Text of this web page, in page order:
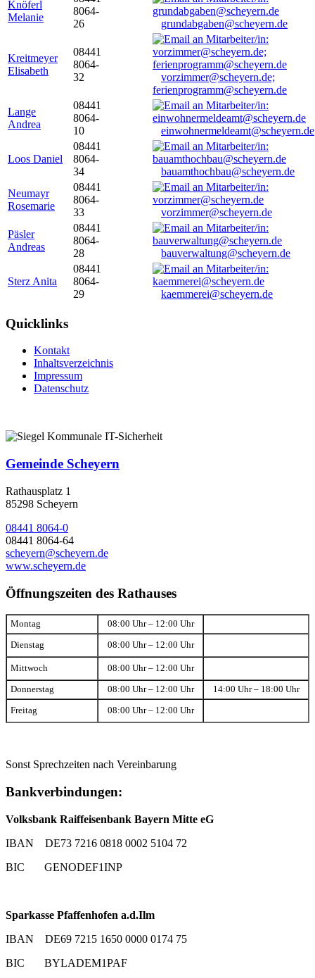
Knöferl
Melanie
8064-
26
grundabgaben@scheyern.de
Kreitmeyer
Elisabeth
08441
8064-
32
vorzimmer@scheyern.de;
ferienprogramm@scheyern.de
Lange
Andrea
08441
8064-
10
einwohnermeldeamt@scheyern.de
Loos Daniel
08441
8064-
34
bauamthochbau@scheyern.de
Neumayr
Rosemarie
08441
8064-
33
vorzimmer@scheyern.de
Päsler
Andreas
08441
8064-
28
bauverwaltung@scheyern.de
Sterz Anita
08441
8064-
29
kaemmerei@scheyern.de
Quicklinks
Kontakt
Inhaltsverzeichnis
Impressum
Datenschutz
Gemeinde Scheyern
Rathausplatz 1
85298 Scheyern
08441 8064-0
08441 8064-64
scheyern@scheyern.de
www.scheyern.de
Öffnungszeiten des Rathauses
Montag 08:00 Uhr – 12:00 Uhr
Dienstag 08:00 Uhr – 12:00 Uhr
Mittwoch 08:00 Uhr – 12:00 Uhr
Donnerstag 08:00 Uhr – 12:00 Uhr 14:00 Uhr – 18:00 Uhr
Freitag 08:00 Uhr – 12:00 Uhr
Sonst Sprechzeiten nach Vereinbarung
Bankverbindungen:
Volksbank Raiffeisenbank Bayern Mitte eG
IBAN DE73 7216 0818 0002 5104 72
BIC GENODEF1INP
Sparkasse Pfaffenhofen a.d.Ilm
IBAN DE69 7215 1650 0000 0174 75
BIC BYLADEM1PAF